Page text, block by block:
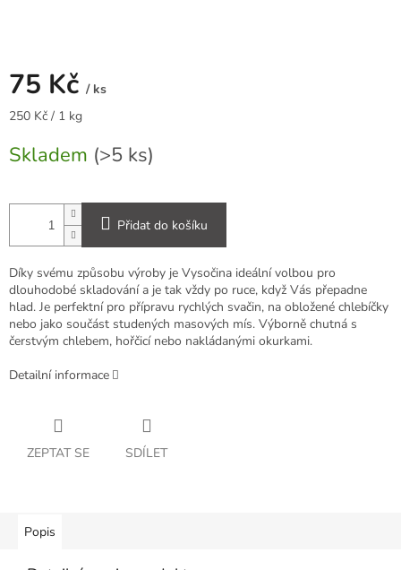
75 Kč / ks
Měrná
250 Kč / 1 kg
Skladem (>5 ks)
Přidat do košíku
Díky svému způsobu výroby je Vysočina ideální volbou pro
dlouhodobé skladování a je tak vždy po ruce, když Vás přepadne
hlad. Je perfektní pro přípravu rychlých svačin, na obložené chlebíčky
nebo jako součást studených masových mís. Výborně chutná s
čerstvým chlebem, hořčicí nebo nakládanými okurkami.
Detailní informace
ZEPTAT SE SDÍLET
Popis